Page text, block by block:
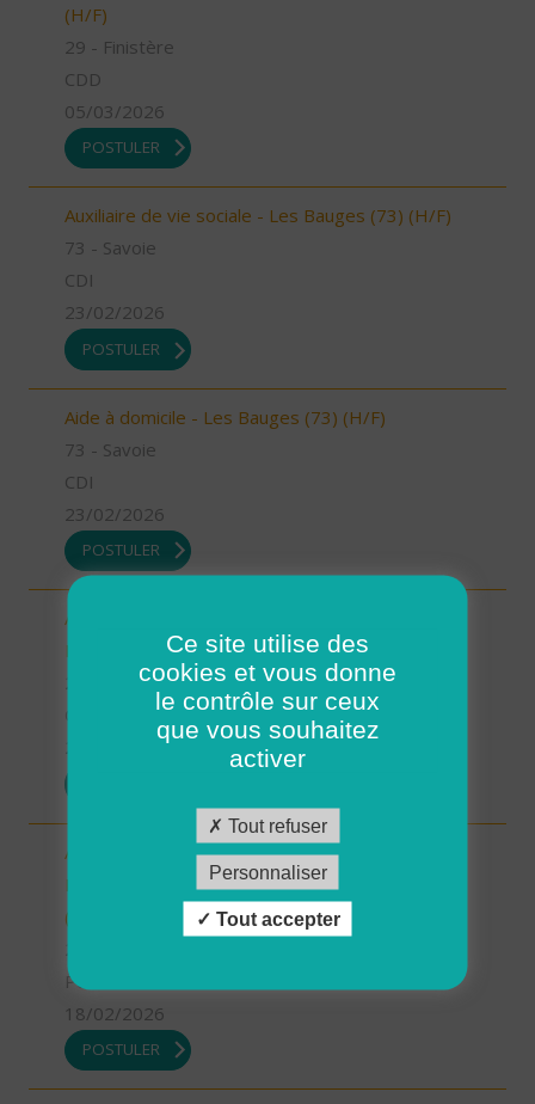
(H/F)
29 - Finistère
CDD
05/03/2026
POSTULER
Auxiliaire de vie sociale - Les Bauges (73) (H/F)
73 - Savoie
CDI
23/02/2026
POSTULER
Aide à domicile - Les Bauges (73) (H/F)
73 - Savoie
CDI
23/02/2026
POSTULER
Aide-Soignant(e) à Domicile PLOUGASTEL-
DAOULAS 80% (H/F)
29 - Finistère
Auxiliaire de vie/ aide à domicile - Plourin, Brélès,
Lanildut, Porspoder, Landunvez - CDI ou CDD
(H/F)
Possibilité de CDI ou CDD
18/02/2026
POSTULER
Ce site utilise des
cookies et vous donne
le contrôle sur ceux
que vous souhaitez
activer
Tout refuser
Personnaliser
Tout accepter